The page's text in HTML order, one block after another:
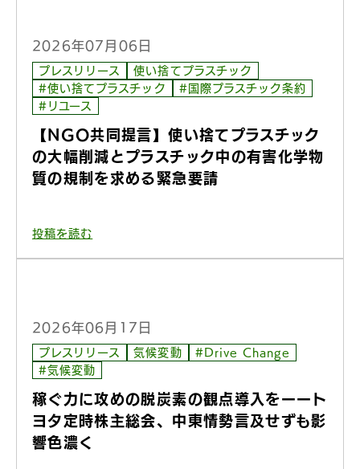
2026年07月06日
プレスリリース
使い捨てプラスチック
#使い捨てプラスチック
#国際プラスチック条約
#リユース
【NGO共同提言】使い捨てプラスチック
の大幅削減とプラスチック中の有害化学物
質の規制を求める緊急要請
投稿を読む
2026年06月17日
プレスリリース 気候変動
#Drive Change
#気候変動
稼ぐ力に攻めの脱炭素の観点導入をーート
ヨタ定時株主総会、中東情勢言及せずも影
響色濃く